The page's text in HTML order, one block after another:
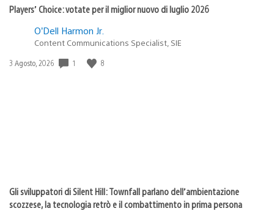
Players’ Choice: votate per il miglior nuovo di luglio 2026
O’Dell Harmon Jr.
Content Communications Specialist, SIE
Data
3 Agosto, 2026 1 8
Gli sviluppatori di Silent Hill: Townfall parlano dell’ambientazione
scozzese, la tecnologia retrò e il combattimento in prima persona